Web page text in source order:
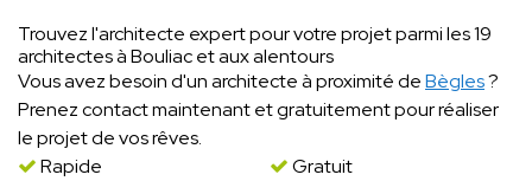
Trouvez l'architecte expert pour votre projet parmi les 19
architectes à Bouliac et aux alentours
Vous avez besoin d'un architecte à proximité deBègles?
Prenez contact maintenant et gratuitement pour réaliser
le projet de vos rêves.
Rapide
Gratuit